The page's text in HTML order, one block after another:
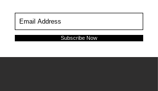
Subscribe Now